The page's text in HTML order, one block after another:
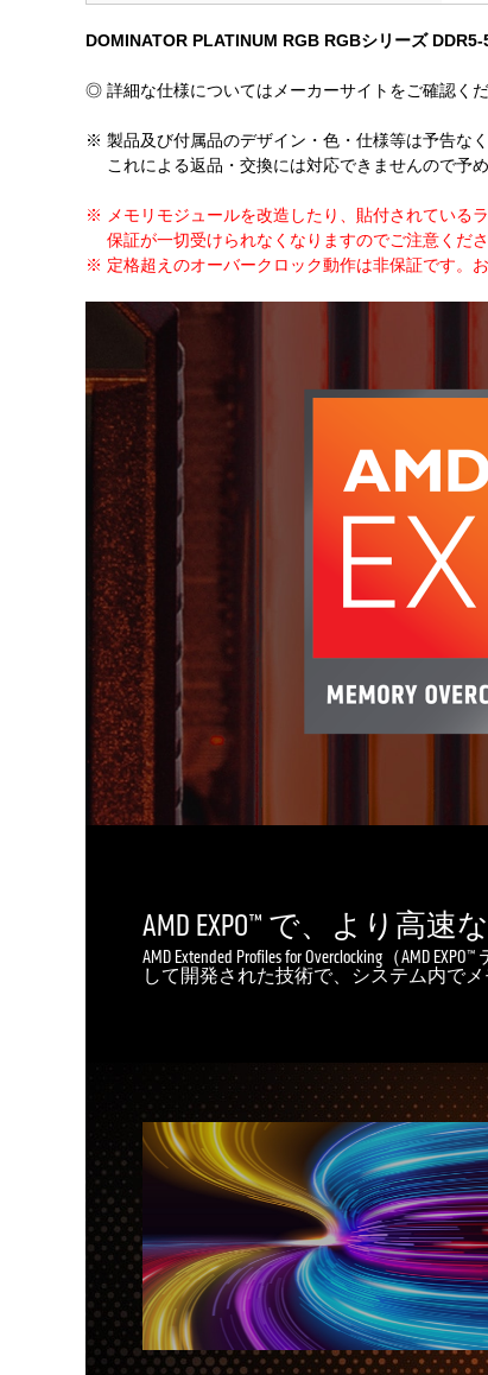
DOMINATOR PLATINUM RGB RGBシリーズ
◎ 詳細な仕様についてはメーカーサイトをご確認くだ
※ 製品及び付属品のデザイン・色・仕様等は予告な
これによる返品・交換には対応できませんので予め
※ メモリモジュールを改造したり、貼付されている
保証が一切受けられなくなりますのでご注意くださ
※ 定格超えのオーバークロック動作は非保証です。
AMD EXPO™ で、より高
AMD Extended Profiles for Overclocking（
して開発された技術で、システム内で